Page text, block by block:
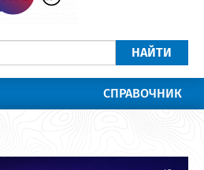
НАЙТИ
СПРАВОЧНИК